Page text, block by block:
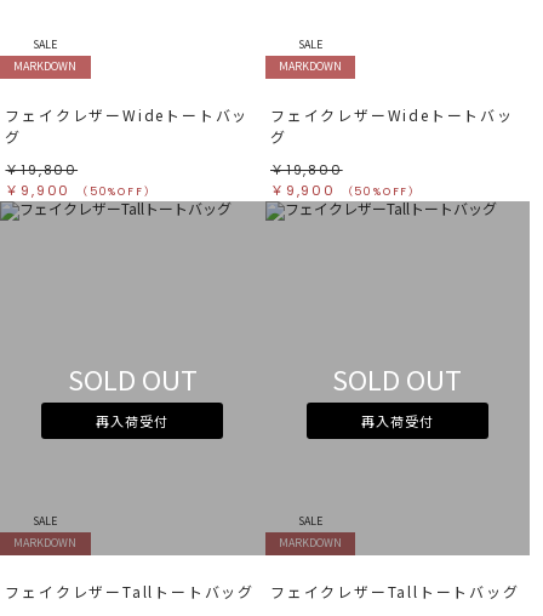
SALE
MARKDOWN
フェイクレザーWideトートバッ
グ
￥19,800
￥9,900
（50%OFF）
SALE
MARKDOWN
フェイクレザーWideトートバッ
グ
￥19,800
￥9,900
（50%OFF）
SOLD OUT
再入荷受付
SALE
MARKDOWN
フェイクレザーTallトートバッグ
SOLD OUT
再入荷受付
SALE
MARKDOWN
フェイクレザーTallトートバッグ